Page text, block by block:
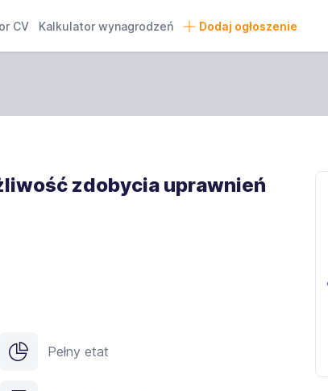
CV Kalkulator wynagrodzeń Dodaj ogłoszenie
zdobycia uprawnień
Pełny etat